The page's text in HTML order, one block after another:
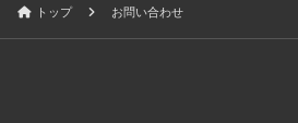
トップ お問い合わせ